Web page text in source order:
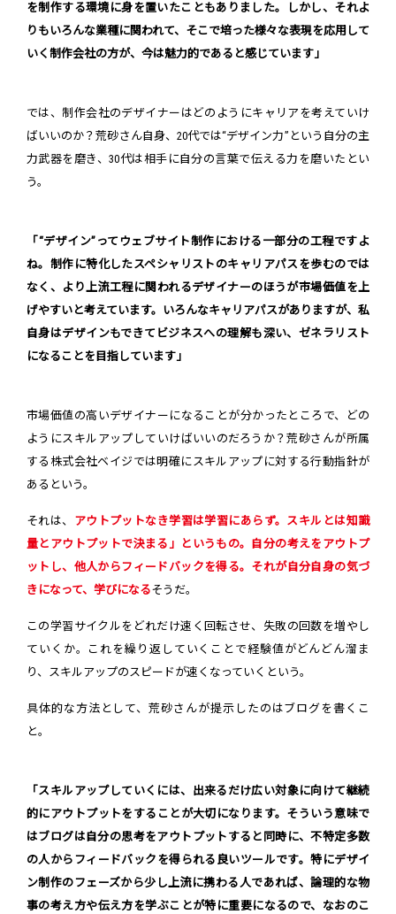
を制作する環境に身を置いたこともありました。しかし、それよ
りもいろんな業種に関われて、そこで培った様々な表現を応用して
いく制作会社の方が、今は魅力的であると感じています」
では、制作会社のデザイナーはどのようにキャリアを考えていけ
ばいいのか？荒砂さん自身、20代では“デザイン力”という自分の主
力武器を磨き、30代は相手に自分の言葉で伝える力を磨いたとい
う。
「“デザイン”ってウェブサイト制作における一部分の工程ですよ
ね。制作に特化したスペシャリストのキャリアパスを歩むのでは
なく、より上流工程に関われるデザイナーのほうが市場価値を上
げやすいと考えています。いろんなキャリアパスがありますが、私
自身はデザインもできてビジネスへの理解も深い、ゼネラリスト
になることを目指しています」
市場価値の高いデザイナーになることが分かったところで、どの
ようにスキルアップしていけばいいのだろうか？荒砂さんが所属
する株式会社ベイジでは明確にスキルアップに対する行動指針が
あるという。
それは、 アウトプットなき学習は学習にあらず。スキルとは知識
量とアウトプットで決まる」というもの。自分の考えをアウトプ
ットし、他人からフィードバックを得る。それが自分自身の気づ
きになって、学びになるそうだ。
この学習サイクルをどれだけ速く回転させ、失敗の回数を増やし
ていくか。これを繰り返していくことで経験値がどんどん溜ま
り、スキルアップのスピードが速くなっていくという。
具体的な方法として、荒砂さんが提示したのはブログを書くこ
と。
「スキルアップしていくには、出来るだけ広い対象に向けて継続
的にアウトプットをすることが大切になります。そういう意味で
はブログは自分の思考をアウトプットすると同時に、不特定多数
の人からフィードバックを得られる良いツールです。特にデザイ
ン制作のフェーズから少し上流に携わる人であれば、論理的な物
事の考え方や伝え方を学ぶことが特に重要になるので、なおのこ